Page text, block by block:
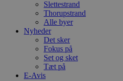
Slettestrand
Thorupstrand
Alle byer
Nyheder
Det sker
Fokus på
Set og sket
Tæt på
E-Avis